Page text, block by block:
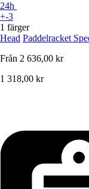
24h
+-3
1 färger
Head Paddelracket
Från 2 636,00 kr
1 318,00 kr